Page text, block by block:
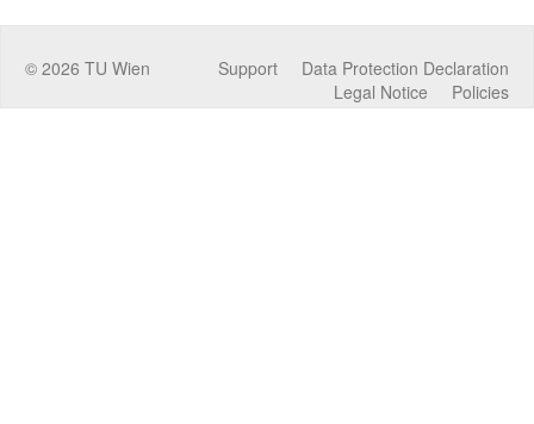
© 2026 TU Wien Data Protection Declaration
Support
Policies
Legal Notice